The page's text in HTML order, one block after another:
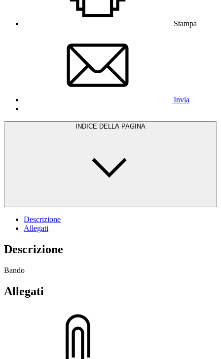
Stampa
Invia
INDICE DELLA PAGINA
Descrizione
Allegati
Descrizione
Bando
Allegati